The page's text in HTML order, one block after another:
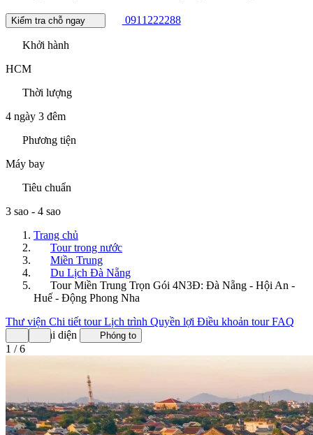
Kiểm tra chỗ ngay 0911222288
Khởi hành
HCM
Thời lượng
4 ngày 3 đêm
Phương tiện
Máy bay
Tiêu chuẩn
3 sao - 4 sao
Trang chủ
Tour trong nước
Miền Trung
Du Lịch Đà Nẵng
Tour Miền Trung Trọn Gói 4N3Đ: Đà Nẵng - Hội An -
Huế - Động Phong Nha
Thư viện Chi tiết tourLịch trình Quyền lợi Điều khoản tourFAQ
Ảnh đại diện
Phóng to
1 / 6